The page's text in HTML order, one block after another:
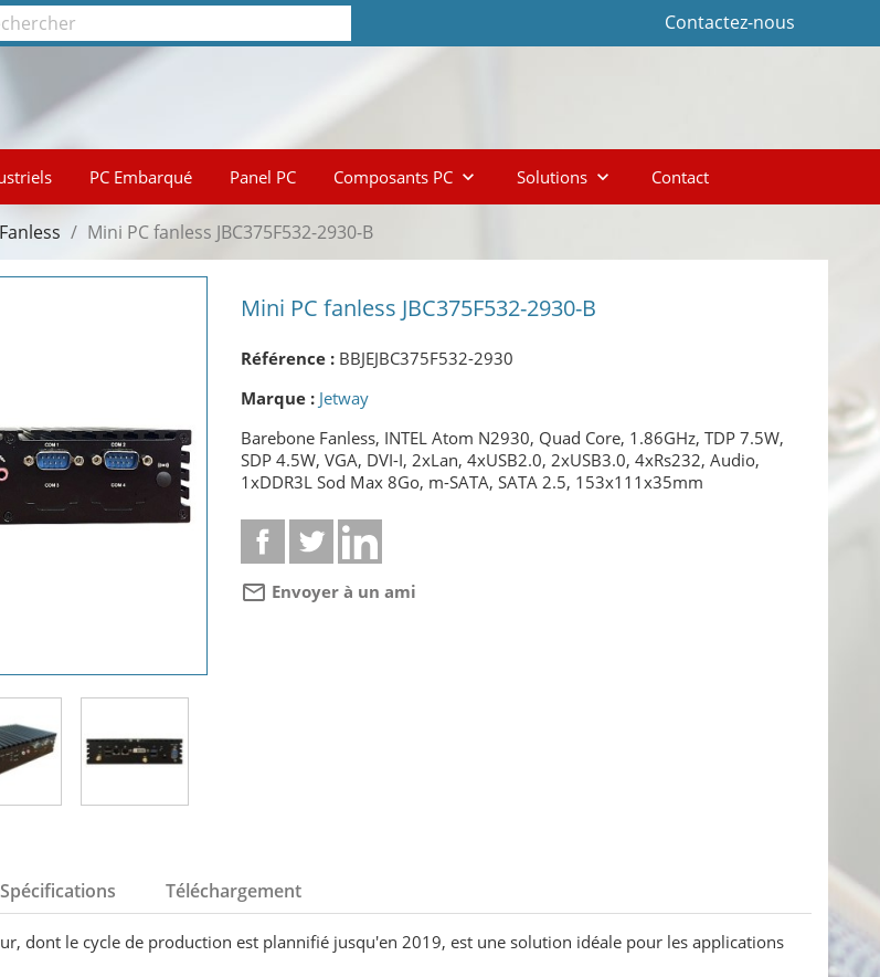
Contactez-nous
PC Embarqué Panel PC Composants PC keyboard_arrow_down Solutions keyboard_arrow_down Contact
Fanless
Mini PC fanless JBC375F532-2930-B
Mini PC fanless JBC375F532-2930-B
Référence : BBJEJBC375F532-2930
Marque : Jetway
Barebone Fanless, INTEL Atom N2930, Quad Core, 1.86GHz, TDP 7.5W,
SDP 4.5W, VGA, DVI-I, 2xLan, 4xUSB2.0, 2xUSB3.0, 4xRs232, Audio,
1xDDR3L Sod Max 8Go, m-SATA, SATA 2.5, 153x111x35mm
mail_outline Envoyer à un ami
Spécifications Téléchargement
dont le cycle de production est plannifié jusqu'en 2019, est une solution idéale pour les applications